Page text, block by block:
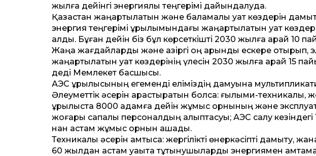
жылға дейінгі энергиялық теңгерімі дайындалуда.
Қазақстан жаңартылатын және баламалы қуат көздерін
энергия теңгерімі құрылымындағы жаңартылатын қуат
алды. Бұған дейін біз бұл көрсеткішті 2030 жылға қарай 10
Жаңа жағдайларды және қазіргі оң қарқынды ескере отырып,
жаңартылатын қуат көздерінің үлесін 2030 жылға қарай 15
деді Мемлекет басшысы.
АЭС құрылысының егеменді еліміздің дамуына
Әлеуметтік әсерін қарастыратын болсақ: ғылыми-техникалық,
құрылыста 8000 адамға дейін жұмыс орнының және
жоғары сапалы персоналдың қалыптасуы; АЭС салу
нан астам жұмыс орнын ашады.
Техникалық әсерін қамтысақ: жергілікті өнеркәсіпті дамыту,
60 жылдан астам уақытқа тұтынушыларды энергиямен